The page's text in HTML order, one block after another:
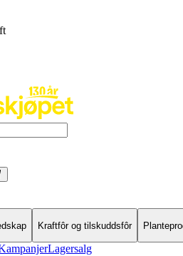
Kraftfôr og tilskuddsfôr
Lagersalg